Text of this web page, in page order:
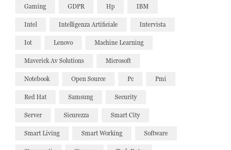
Gaming GDPR Hp IBM
Intel Intelligenza Artificiale Intervista
Iot Lenovo Machine Learning
Maverick Av Solutions Microsoft
Notebook Open Source Pc Pmi
Red Hat Samsung Security
Server Sicurezza Smart City
Smart Living Smart Working Software